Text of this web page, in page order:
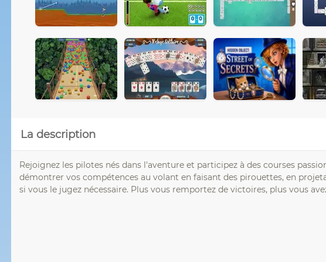
La description
Rejoignez les pilotes nés dans l'aventure et participez à des courses
démontrer vos compétences au volant en faisant des pirouettes, en
si vous le jugez nécessaire. Plus vous remportez de victoires, plus vous